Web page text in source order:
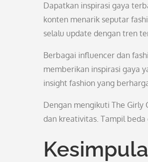
Dapatkan inspirasi gaya
konten menarik seputar
selalu update dengan tren
Berbagai influencer dan
memberikan inspirasi gaya
insight fashion yang
Dengan mengikuti The Girly
dan kreativitas. Tampil